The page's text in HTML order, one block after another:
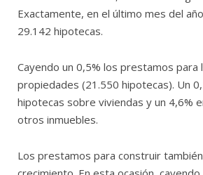
Exactamente, en el último mes del
29.142 hipotecas.
Cayendo un 0,5% los prestamos para
propiedades (21.550 hipotecas). Un
hipotecas sobre viviendas y un 4,6%
otros inmuebles.
Los prestamos para construir